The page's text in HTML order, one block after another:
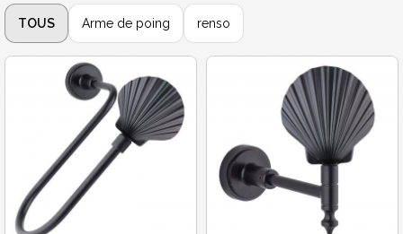
TOUS Arme de poing renso